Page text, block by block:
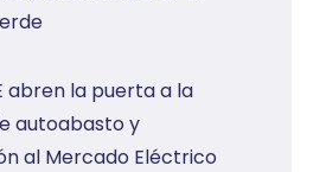
abren la puerta a la
autoabasto y
al Mercado Eléctrico